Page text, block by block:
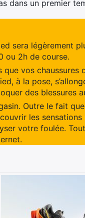
dans un premier
sera légèrement
ou 2h de course.
vos
à la pose,
des blessures
Outre le fait
les sensations
votre foulée.